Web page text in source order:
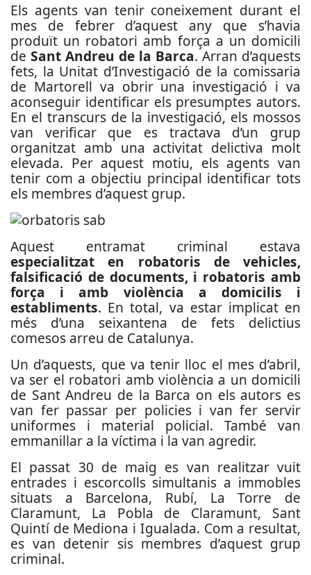
Els agents van tenir coneixement durant el
mes de febrer d’aquest any que s’havia
produït un robatori amb força a un domicili
de Sant Andreu de la Barca. Arran d’aquests
fets, la Unitat d’Investigació de la comissaria
de Martorell va obrir una investigació i va
aconseguir identificar els presumptes autors.
En el transcurs de la investigació, els mossos
van verificar que es tractava d’un grup
organitzat amb una activitat delictiva molt
elevada. Per aquest motiu, els agents van
tenir com a objectiu principal identificar tots
els membres d’aquest grup.
Aquest entramat criminal estava
especialitzat en robatoris de vehicles,
falsificació de documents, i robatoris amb
força i amb violència a domicilis i
establiments. En total, va estar implicat en
més d’una seixantena de fets delictius
comesos arreu de Catalunya.
Un d’aquests, que va tenir lloc el mes d’abril,
va ser el robatori amb violència a un domicili
de Sant Andreu de la Barca on els autors es
van fer passar per policies i van fer servir
uniformes i material policial. També van
emmanillar a la víctima i la van agredir.
El passat 30 de maig es van realitzar vuit
entrades i escorcolls simultanis a immobles
situats a Barcelona, Rubí, La Torre de
Claramunt, La Pobla de Claramunt, Sant
Quintí de Mediona i Igualada. Com a resultat,
es van detenir sis membres d’aquest grup
criminal.